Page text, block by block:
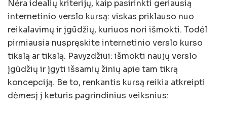
Nėra idealių kriterijų, kaip pasirinkti geriausią
internetinio verslo kursą: viskas priklauso nuo
reikalavimų ir įgūdžių, kuriuos nori išmokti. Todėl
pirmiausia nuspręskite internetinio verslo kurso
tikslą ar tikslą. Pavyzdžiui: išmokti naujų verslo
įgūdžių ir įgyti išsamių žinių apie tam tikrą
koncepciją. Be to, renkantis kursą reikia atkreipti
dėmesį į keturis pagrindinius veiksnius: